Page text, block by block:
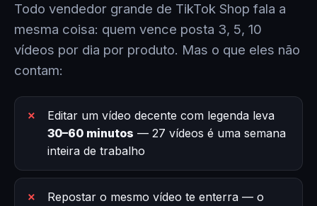
Todo vendedor grande de TikTok Shop fala a
mesma coisa: quem vence posta 3, 5, 10
vídeos por dia por produto. Mas o que eles não
contam:
Editar um vídeo decente com legenda leva
30–60 minutos — 27 vídeos é uma semana
inteira de trabalho
Repostar o mesmo vídeo te enterra — o